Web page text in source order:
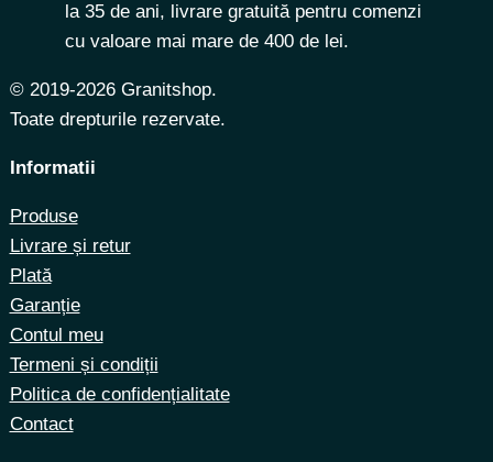
la 35 de ani, livrare gratuită pentru comenzi
cu valoare mai mare de 400 de lei.
© 2019-2026 Granitshop.
Toate drepturile rezervate.
Informatii
Produse
Livrare și retur
Plată
Garanție
Contul meu
Termeni și condiții
Politica de confidențialitate
Contact